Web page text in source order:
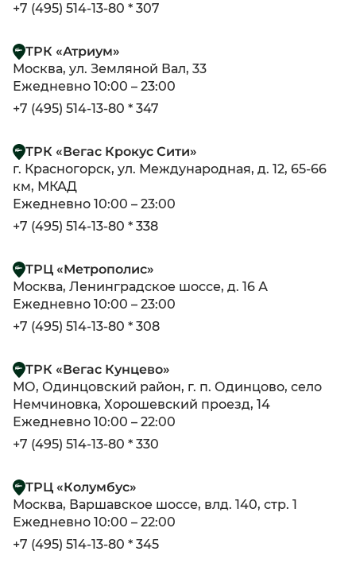
+7 (495) 514-13-80 * 307
ТРК «Атриум»
Москва, ул. Земляной Вал, 33
Ежедневно 10:00 – 23:00
+7 (495) 514-13-80 * 347
ТРК «Вегас Крокус Сити»
г. Красногорск, ул. Международная, д. 12, 65-66
км, МКАД
Ежедневно 10:00 – 23:00
+7 (495) 514-13-80 * 338
ТРЦ «Метрополис»
Москва, Ленинградское шоссе, д. 16 А
Ежедневно 10:00 – 23:00
+7 (495) 514-13-80 * 308
ТРК «Вегас Кунцево»
МО, Одинцовский район, г. п. Одинцово, село
Немчиновка, Хорошевский проезд, 14
Ежедневно 10:00 – 22:00
+7 (495) 514-13-80 * 330
ТРЦ «Колумбус»
Москва, Варшавское шоссе, влд. 140, стр. 1
Ежедневно 10:00 – 22:00
+7 (495) 514-13-80 * 345